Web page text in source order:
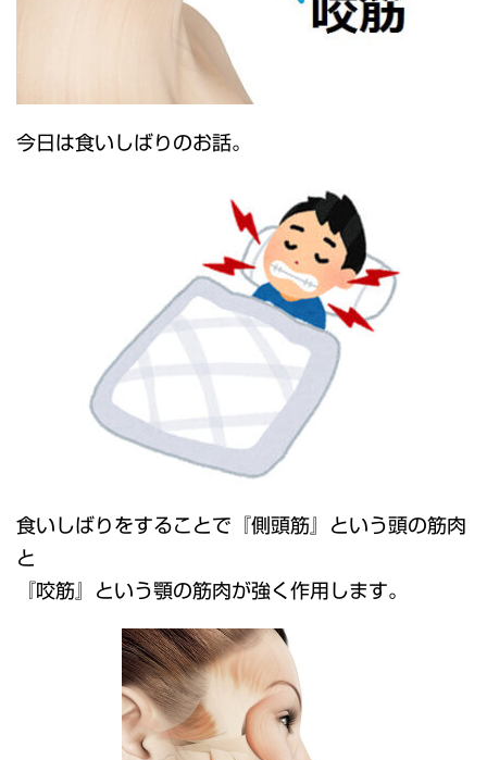
今日は食いしばりのお話。
食いしばりをすることで『側頭筋』という頭の筋肉
と
『咬筋』という顎の筋肉が強く作用します。